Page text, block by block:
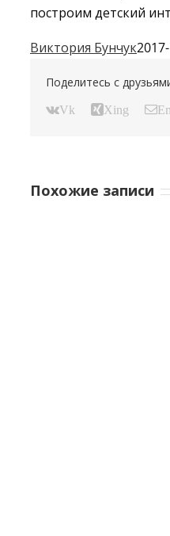
построим детский
Виктория Бунчук
Поделитесь с
Vk Xing
Похожие записи